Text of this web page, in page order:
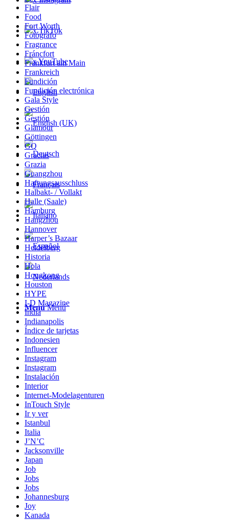
x TikTok
x YouTube
Menú Menú
Flair
Food
Fort Worth
Fotógrafo
Fragrance
Fráncfort
Frankfurt am Main
Frankreich
Fundición
Fundición electrónica
Gala Style
Gestión
Gestión
Glamour
Göttingen
GQ
Gracias
Grazia
Guangzhou
Haftungsausschluss
Halbakt- / Vollakt
Halle (Saale)
Hamburg
Hangzhou
Hannover
Harper’s Bazaar
Heidelberg
Historia
Hola
Hongkong
Houston
HYPE
I-D Magazine
India
Indianapolis
Índice de tarjetas
Indonesien
Influencer
Instagram
Instagram
Instalación
Interior
Internet-Modelagenturen
InTouch Style
Ir y ver
Istanbul
Italia
J’N’C
Jacksonville
Japan
Job
Jobs
Jobs
Johannesburg
Joy
Kanada